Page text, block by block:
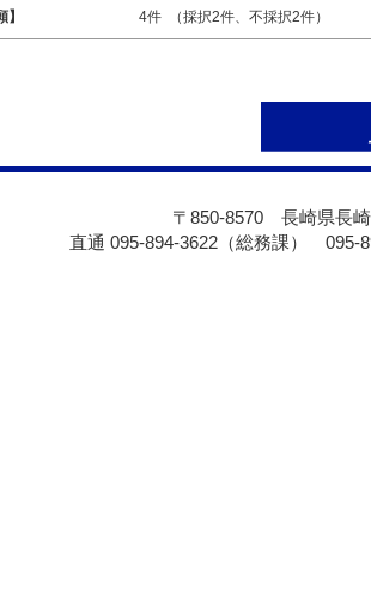
】 4件 （採択2件、不採択2件）
〒850-8570 長崎県長
直通 095-894-3622（総務課） 095-